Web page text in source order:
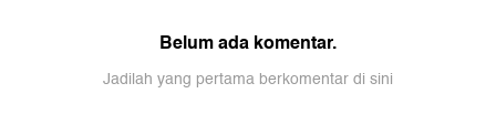
Belum ada komentar.
Jadilah yang pertama berkomentar di sini